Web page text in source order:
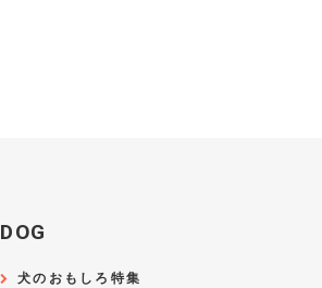
DOG
犬のおもしろ特集